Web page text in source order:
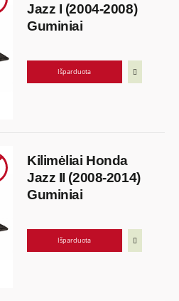
Jazz I (2004-2008)
Guminiai
Išparduota
Kilimėliai Honda
Jazz II (2008-2014)
Guminiai
Išparduota